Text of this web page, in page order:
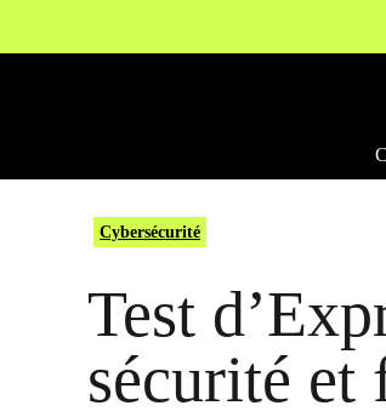
Cybersécurité
Test
sécurité